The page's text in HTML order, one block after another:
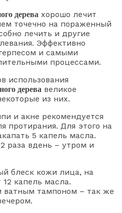
дерева хорошо лечит
точечно на пораженный
лечить и другие
Эффективно
и самыми
процессами.
использования
дерева великое
из них.
и акне рекомендуется
протирания. Для этого на
5 капель масла.
раза вдень – утром и
блеск кожи лица, на
капель масла.
ватным тампоном – так же